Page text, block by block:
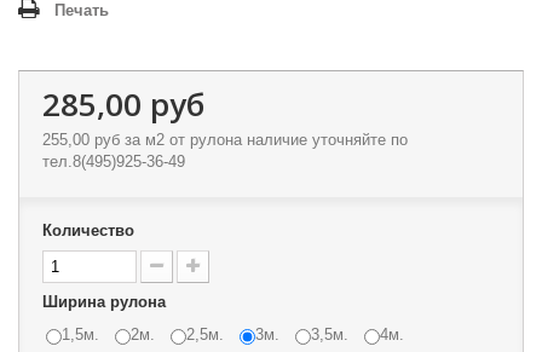
Печать
285,00 руб
255,00 руб за м2 от рулона наличие уточняйте по
тел.8(495)925-36-49
Количество
Ширина рулона
1,5м.
2м. 2,5м. 3м. 3,5м. 4м.